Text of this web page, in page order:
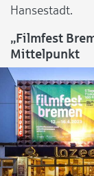
Hansestadt.
„Filmfest
Mittelpunkt